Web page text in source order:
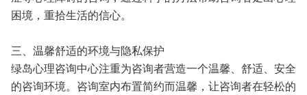
困境，重拾生活的信心。
三、温馨舒适的环境与隐私保护
绿岛心理咨询中心注重为咨询者营造一个温馨、舒适、安全
的咨询环境。咨询室内布置简约而温馨，让咨询者在轻松的